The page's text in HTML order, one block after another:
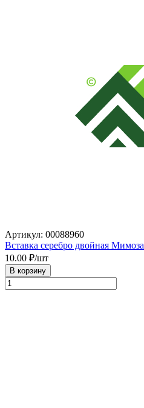
Артикул: 00088960
Вставка серебро двойная Мимоза
10.00 ₽/шт
В корзину